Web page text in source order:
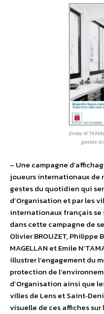
Emile
gestes
– Une campagne
joueurs internationaux de
gestes du quotidien qui
d’Organisation et par les
internationaux français se
dans cette campagne de
Olivier BROUZET, Philippe
MAGELLAN et Emile
illustrer l’engagement du
protection de
d’Organisation ainsi que
villes de Lens et
visuelle de ces affiches